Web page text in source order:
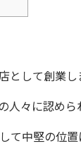
として創業し
々に認めら
て中堅の位置